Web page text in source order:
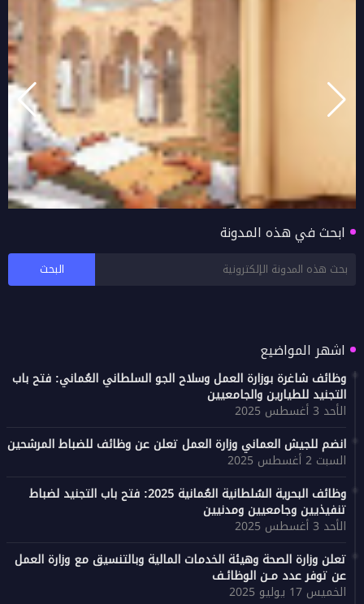
فتح باب التقديم لنقل والندب الداخلي بالتبادل في
ابحث في هذه المدونة
اشهر المواضيع
وظائف شاغرة بوزارة العمل وسلاح الجو السلطاني العُماني: فتح باب
التجنيد للطيارين والجامعيين
الأحد 3 أغسطس 2025
انضم للجيش العماني وزارة العمل تعلن عن وظائف للضباط المرشحين
السبت 2 أغسطس 2025
وظائف البحرية السُلطانية العُمانية 2025: فتح باب التجنيد لضباط
تنفيذيين وجامعيين ومدنيين
الأحد 3 أغسطس 2025
تعلن وزارة الصحة وهيئة الخدمات المالية وبالتنسيق مع وزارة العمل
عن توفر عدد مـن الوظائـف
الخميس 17 يوليو 2025